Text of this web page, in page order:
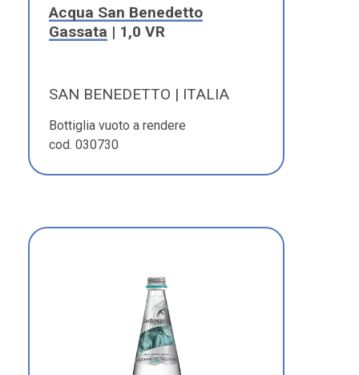
Acqua San Benedetto
Gassata | 1,0 VR
SAN BENEDETTO | ITALIA
Bottiglia vuoto a rendere
cod. 030730